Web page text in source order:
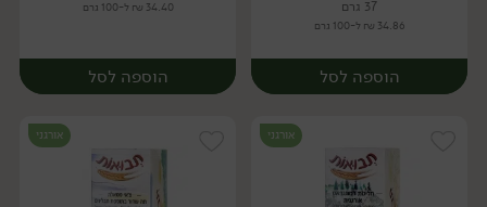
37 גרם
34.86 ₪ ל-100 גרם
הוספה לסל
34.40 ₪ ל-100 גרם
הוספה לסל
אורגני אורגני